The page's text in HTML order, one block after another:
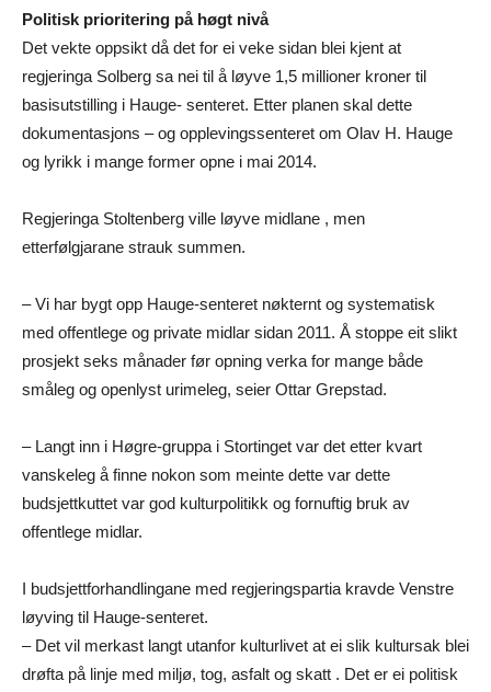
Politisk prioritering på høgt nivå
Det vekte oppsikt då det for ei veke sidan blei kjent at
regjeringa Solberg sa nei til å løyve 1,5 millioner kroner til
basisutstilling i Hauge- senteret. Etter planen skal dette
dokumentasjons – og opplevingssenteret om Olav H. Hauge
og lyrikk i mange former opne i mai 2014.
Regjeringa Stoltenberg ville løyve midlane , men
etterfølgjarane strauk summen.
– Vi har bygt opp Hauge-senteret nøkternt og systematisk
med offentlege og private midlar sidan 2011. Å stoppe eit slikt
prosjekt seks månader før opning verka for mange både
småleg og openlyst urimeleg, seier Ottar Grepstad.
– Langt inn i Høgre-gruppa i Stortinget var det etter kvart
vanskeleg å finne nokon som meinte dette var dette
budsjettkuttet var god kulturpolitikk og fornuftig bruk av
offentlege midlar.
I budsjettforhandlingane med regjeringspartia kravde Venstre
løyving til Hauge-senteret.
– Det vil merkast langt utanfor kulturlivet at ei slik kultursak blei
drøfta på linje med miljø, tog, asfalt og skatt . Det er ei politisk